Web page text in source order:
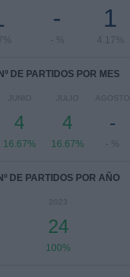
-
- %
1
4.17%
Nº DE PARTIDOS POR MES
JUNIO
4
16.67%
JULIO
4
16.67%
AGOSTO
-
- %
DE PARTIDOS POR AÑO
2023
24
100%